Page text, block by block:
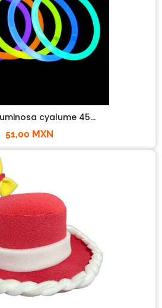
cyalume 45...
51,00 MXN